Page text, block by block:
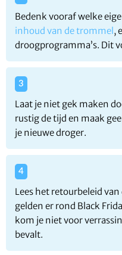
Bedenk vooraf welke
inhoud van de trommel,
droogprogramma’s. Dit
Laat je niet gek maken
rustig de tijd en maak
je nieuwe droger.
Lees het retourbeleid
gelden er rond Black
kom je niet voor
bevalt.